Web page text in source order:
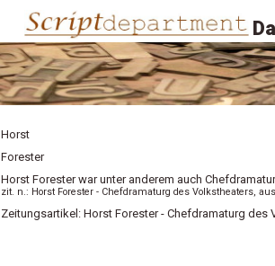
Horst
Forester
Horst Forester war unter anderem auch
zit. n.: Horst Forester - Chefdramaturg des Volkstheaters,
Zeitungsartikel: Horst Forester - Chefdramaturg des